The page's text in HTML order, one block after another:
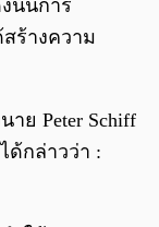
นั้นการ
ร้างความ
ย Peter Schiff
ด้กล่าวว่า :